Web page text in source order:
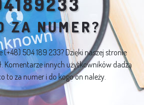
ZA NUMER?
(+48) 504 189 233? Dzięki naszej stronie
Komentarze innych użytkowników dadzą
to za numer i do kogo on należy.